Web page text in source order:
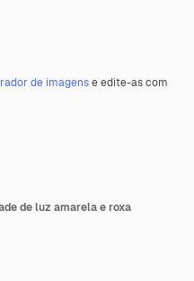
de imagense edite-as com
de luz amarela e roxa